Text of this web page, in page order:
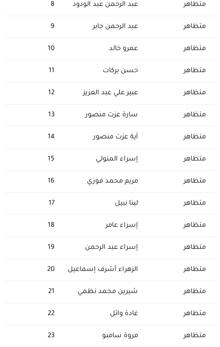
متظاهر عبد الرحمن عبد الودود 8
متظاهر عبد الرحمن جابر 9
متظاهر عمرو خالد 10
متظاهر حسن بركات 11
متظاهر عبير علي عبد العزيز 12
متظاهر سارة عزت منصور 13
متظاهر آية عزت منصور 14
متظاهر إسراء المتولي 15
متظاهر مريم محمد فوزي 16
متظاهر لينا نبيل 17
متظاهر إسراء عامر 18
متظاهر إسراء عبد الرحمن 19
متظاهر الزهراء أشرف إسماعيل 20
متظاهر شيرين محمد نظمي 21
متظاهر غادة وائل 22
متظاهر مروة سامبو 23